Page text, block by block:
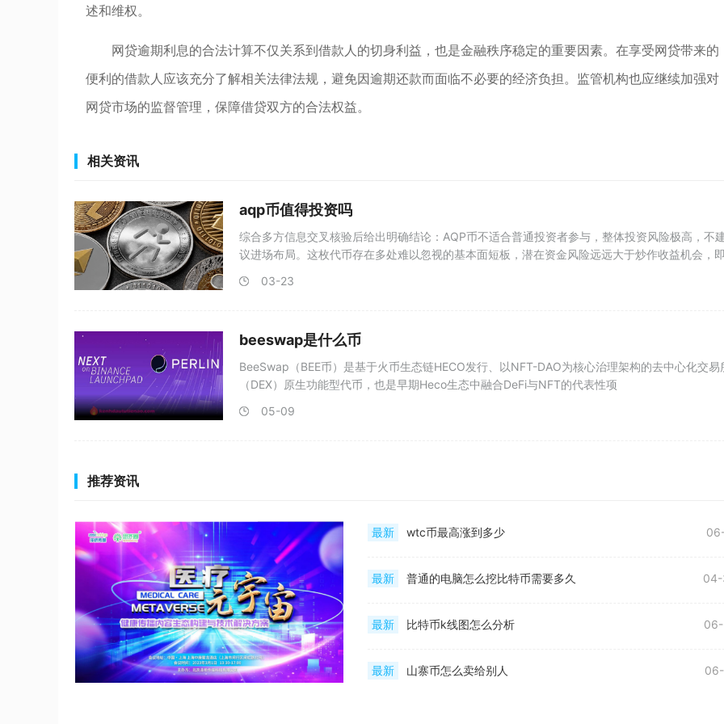
述和维权。
网贷逾期利息的合法计算不仅关系到借款人的切身利益，也是金融秩序稳定的重要因素。在享受网贷带来的
便利的借款人应该充分了解相关法律法规，避免因逾期还款而面临不必要的经济负担。监管机构也应继续加强对
网贷市场的监督管理，保障借贷双方的合法权益。
相关资讯
aqp币值得投资吗
综合多方信息交叉核验后给出明确结论：AQP币不适合普通投资者参与，整体投资风险极高，不
议进场布局。这枚代币存在多处难以忽视的基本面短板，潜在资金风险远远大于炒作收益机会，
03-23
beeswap是什么币
BeeSwap（BEE币）是基于火币生态链HECO发行、以NFT-DAO为核心治理架构的去中心化交易
（DEX）原生功能型代币，也是早期Heco生态中融合DeFi与NFT的代表性项
05-09
推荐资讯
最新 wtc币最高涨到多少
最新 普通的电脑怎么挖比特币需要多久
最新 比特币k线图怎么分析
最新 山寨币怎么卖给别人